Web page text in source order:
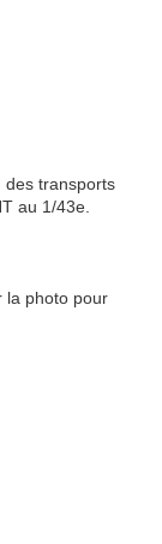
des transports
au 1/43e.
la photo pour